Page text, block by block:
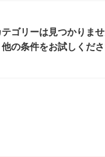
ゴリーは見つかりませ
他の条件をお試しくださ